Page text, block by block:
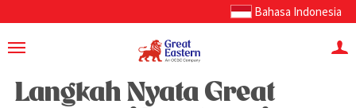
Bahasa Indonesia
Langkah Nyata Great